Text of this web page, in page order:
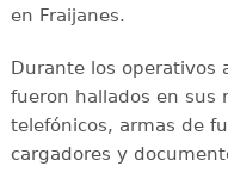
en Fraijanes.
Durante los operativos
fueron hallados en sus
telefónicos, armas de
cargadores y